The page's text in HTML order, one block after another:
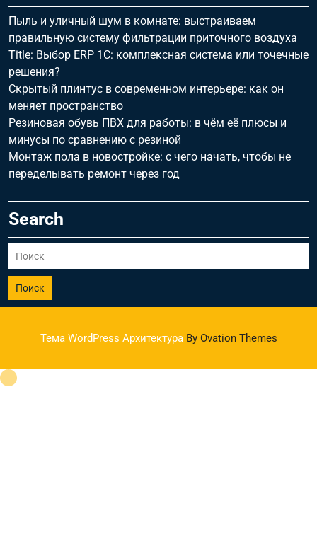
Пыль и уличный шум в комнате: выстраиваем
правильную систему фильтрации приточного воздуха
Title: Выбор ERP 1С: комплексная система или точечные
решения?
Скрытый плинтус в современном интерьере: как он
меняет пространство
Резиновая обувь ПВХ для работы: в чём её плюсы и
минусы по сравнению с резиной
Монтаж пола в новостройке: с чего начать, чтобы не
переделывать ремонт через год
Search
Поиск
Тема WordPress АрхитектураBy Ovation Themes